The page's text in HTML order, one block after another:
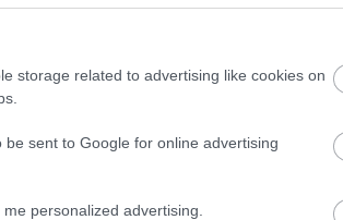
storage related to advertising like cookies on
sent to Google for online advertising
personalized advertising.
26 13 3 4 19 39-92
M PKT Z R P GOLE
13 36 43-11